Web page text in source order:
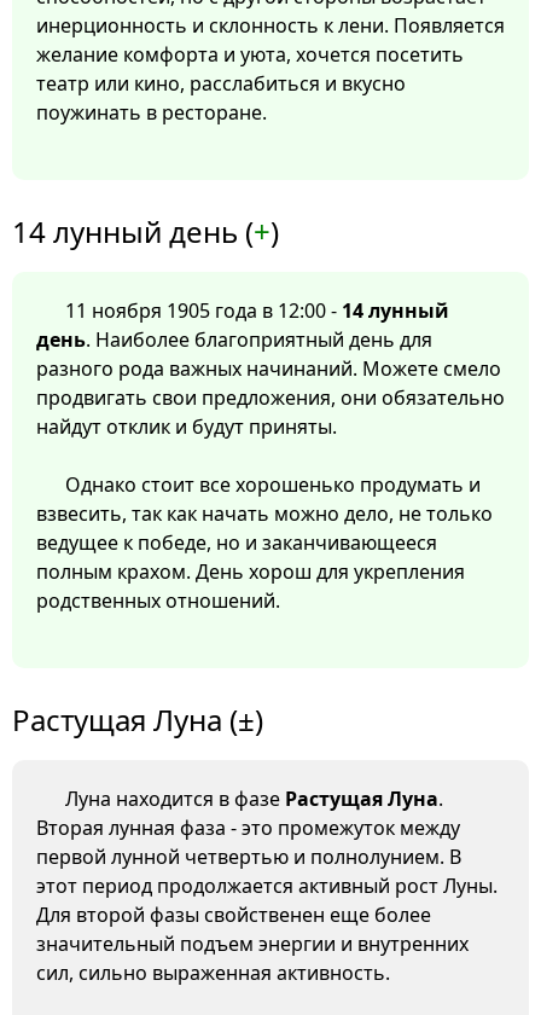
инерционность и склонность к лени. Появляется
желание комфорта и уюта, хочется посетить
театр или кино, расслабиться и вкусно
поужинать в ресторане.
14 лунный день (+)
11 ноября 1905 года в 12:00 - 14 лунный
день. Наиболее благоприятный день для
разного рода важных начинаний. Можете смело
продвигать свои предложения, они обязательно
найдут отклик и будут приняты.
Однако стоит все хорошенько продумать и
взвесить, так как начать можно дело, не только
ведущее к победе, но и заканчивающееся
полным крахом. День хорош для укрепления
родственных отношений.
Растущая Луна (±)
Луна находится в фазе Растущая Луна.
Вторая лунная фаза - это промежуток между
первой лунной четвертью и полнолунием. В
этот период продолжается активный рост Луны.
Для второй фазы свойственен еще более
значительный подъем энергии и внутренних
сил, сильно выраженная активность.